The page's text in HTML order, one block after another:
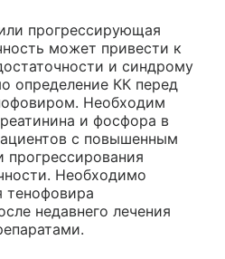
прогрессирующая
может привести к
и синдрому
определение КК перед
Необходим
и фосфора в
с повышенным
прогрессирования
Необходимо
тенофовира
недавнего лечения